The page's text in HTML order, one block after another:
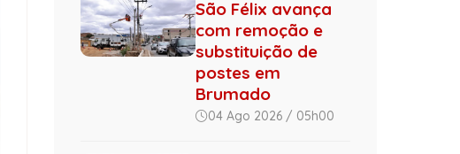
São Félix avança
com remoção e
substituição de
postes em
Brumado
04 Ago 2026 / 05h00